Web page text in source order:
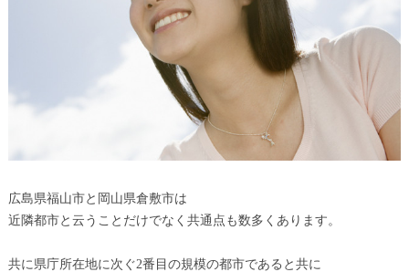
広島県福山市と岡山県倉敷市は
近隣都市と云うことだけでなく共通点も数多くあります。
共に県庁所在地に次ぐ2番目の規模の都市であると共に